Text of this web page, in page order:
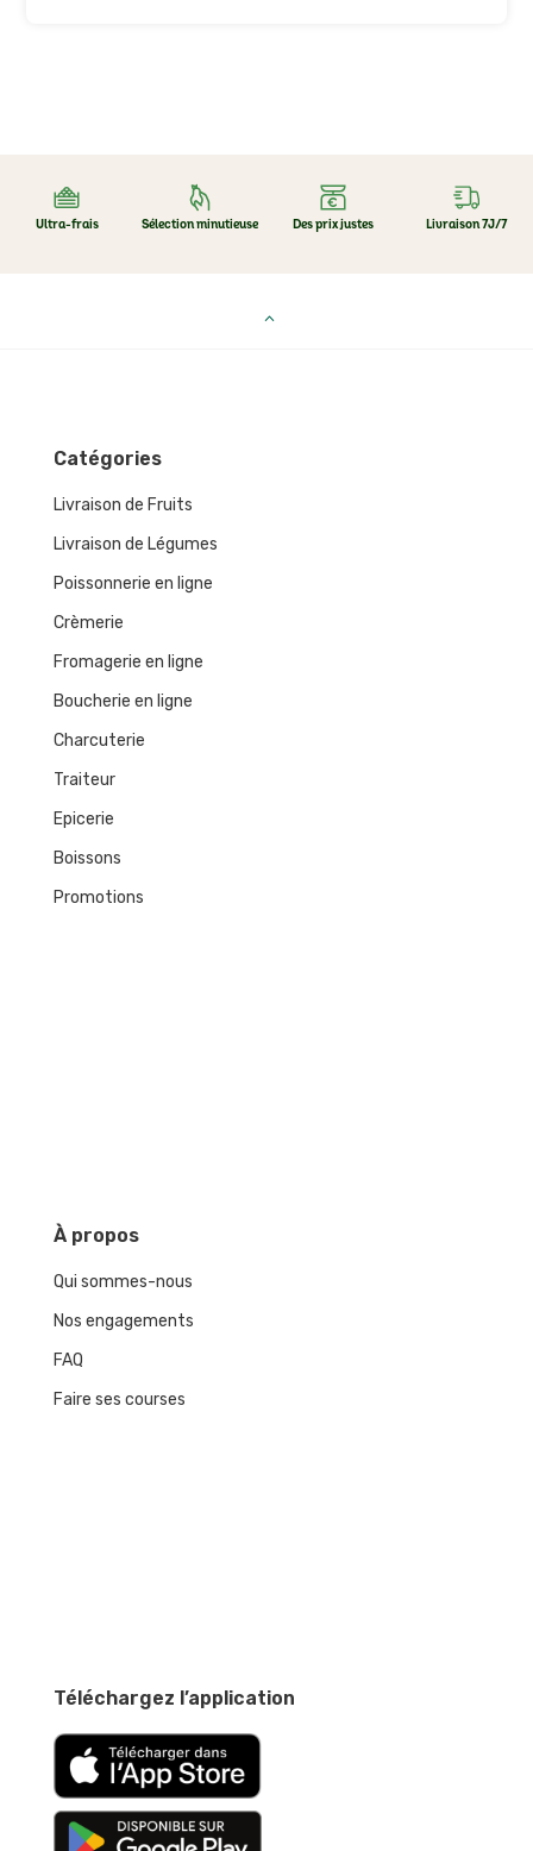
Ultra-frais Sélection minutieuse Des prix justes Livraison 7J/7
Catégories
Livraison de Fruits
Livraison de Légumes
Poissonnerie en ligne
Crèmerie
Fromagerie en ligne
Boucherie en ligne
Charcuterie
Traiteur
Epicerie
Boissons
Promotions
Àpropos
Qui sommes-nous
Nos engagements
FAQ
Faire ses courses
Téléchargez l’application